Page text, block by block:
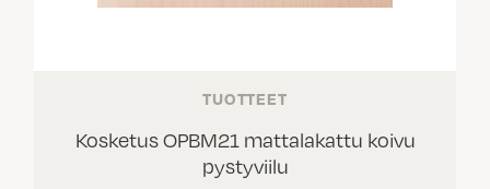
TUOTTEET
Kosketus OPBM21 mattalakattu koivu
pystyviilu